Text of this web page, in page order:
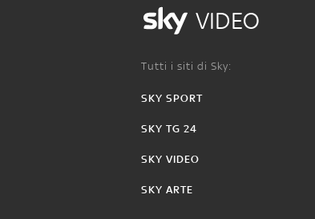
VIDEO
Tutti i siti di Sky:
SKY SPORT
SKY TG 24
SKY VIDEO
SKY ARTE